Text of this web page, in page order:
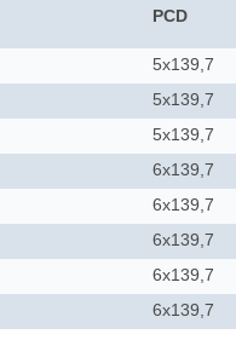
PCD
5x139,7
5x139,7
5x139,7
6x139,7
6x139,7
6x139,7
6x139,7
6x139,7